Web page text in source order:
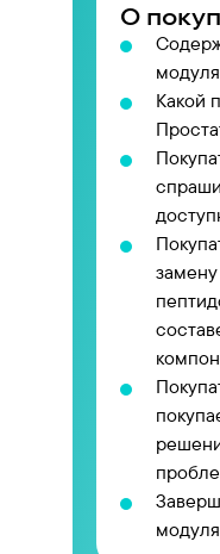
О
Какой
модуля